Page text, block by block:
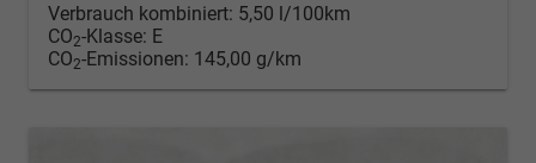
Verbrauch kombiniert: 5,50 l/100km
CO2-Klasse: E
CO2-Emissionen: 145,00 g/km